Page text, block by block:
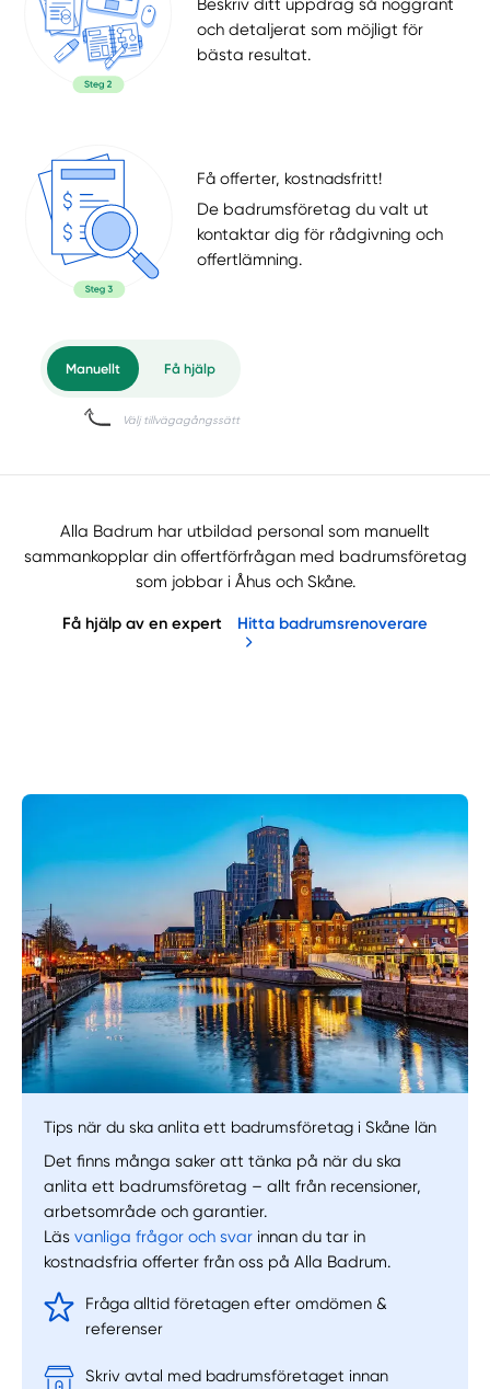
Beskriv ditt uppdrag så noggrant
och detaljerat som möjligt för
bästa resultat.
Få offerter, kostnadsfritt!
De badrumsföretag du valt ut
kontaktar dig för rådgivning och
offertlämning.
Manuellt Få hjälp
Välj tillvägagångssätt
Alla Badrum har utbildad personal som manuellt
sammankopplar din offertförfrågan med badrumsföretag
som jobbar i Åhus och Skåne.
Få hjälp av en expert Hitta badrumsrenoverare
Tips när du ska anlita ett badrumsföretag i Skåne län
Det finns många saker att tänka på när du ska
anlita ett badrumsföretag – allt från recensioner,
arbetsområde och garantier.
Läsvanliga frågor och svar innan du tar in
kostnadsfria offerter från oss på Alla Badrum.
Fråga alltid företagen efter omdömen &
referenser
Skriv avtal med badrumsföretaget innan